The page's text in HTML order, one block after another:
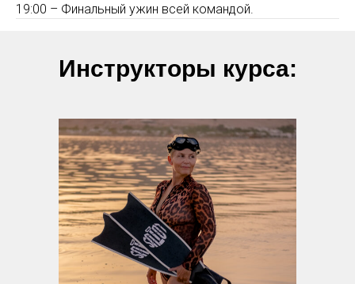
19:00 – Финальный ужин всей командой.
Инструкторы курса: